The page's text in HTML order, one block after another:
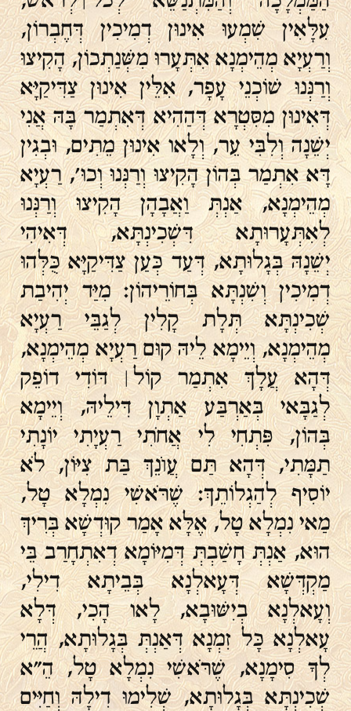
עִלָּאִין שִׁמְעוּ אִינוּן דְמִיכִין דְּחֶבְרוֹן,
וְרַעְיָא מְהֵימְנָא אִתְּעָרוּ מִשְּׁנַתְכוֹן, הָקִיצוּ
וְרַנְּנוּ שׁוֹכְנֵי עָפָר, אִלֵּין אִינוּן צַדִּיקַיָּא
דְּאִינוּן מִסִּטְרָא דְּהַהִיא דְּאִתְמַר בָּהּ אֲנִי
יְשֵׁנָה וְלִבִּי עֵר, וְלָאו אִינוּן מֵתִים, וּבְגִין
דָּא אִתְמַר בְּהוֹן הָקִיצוּ וְרַנְּנוּ וְכוּ', רַעְיָא
מְהֵימְנָא, אַנְתְּ וַאֲבָהָן הָקִיצוּ וְרַנְּנוּ
לְאִתְּעָרוּתָא דִּשְׁכִינְתָּא, דְּאִיהִי
יְשֵׁנָהּ בְּגָלוּתָא, דְּעַד כְּעַן צַדִּיקַיָּא כֻּלְּהוּ
דְמִיכִין וְשִׁנְתָּא בְּחוֹרֵיהוֹן: מִיַּד יְהִיבַת
שְׁכִינְתָּא תְּלָת קָלִין לְגַבֵּי רַעְיָא
מְהֵימְנָא, וְיֵימָא לֵיהּ קוּם רַעְיָא מְהֵימְנָא,
דְּהָא עֲלָךְ אִתְמַר קוֹל ׀ דּוֹדִי דוֹפֵק
לְגַבָּאי בְּאַרְבַּע אַתְוָן דִּילֵיהּ, וְיֵימָא
בְּהוֹן, פִּתְחִי לִי אֲחֹתִי רַעְיָתִי יוֹנָתִי
תַמָּתִי, דְּהָא תַּם עֲוֺנֵךְ בַּת צִיּוֹן, לֹא
יוֹסִיף לְהַגְלוֹתֵךְ: שֶׁרֹּאשִׁי נִמְלָא טָל,
מַאי נִמְלָא טָל, אֶלָּא אָמַר קוּדְשָׁא בְּרִיךְ
הוּא, אַנְתְּ חָשַׁבְתְּ דְּמִיּוֹמָא דְאִתְחָרַב בֵּי
מַקְדְּשָׁא דְּעָאלְנָא בְּבֵיתָא דִילִי,
וְעָאלְנָא בְיִשּׁוּבָא, לָאו הָכִי, דְּלָא
עָאלְנָא כָּל זִמְנָא דְּאַנְתְּ בְּגָלוּתָא, הֲרֵי
לְךָ סִימָנָא, שֶׁרֹּאשִׁי נִמְלָא טָל, הֵ"א
שְׁכִינְתָּא בְּגָלוּתָא, שְׁלִימוּ דִילָהּ וְחַיִּים